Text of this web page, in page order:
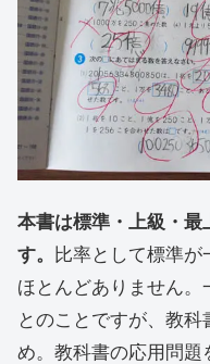
本書は標準・上級・最
す。
比率として標準
ほとんどありません。
とのことですが、教
め。教科書の応用問題